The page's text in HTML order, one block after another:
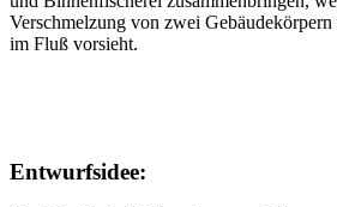
Verschmelzung von zwei
im Fluß vorsieht.
Entwurfsidee: